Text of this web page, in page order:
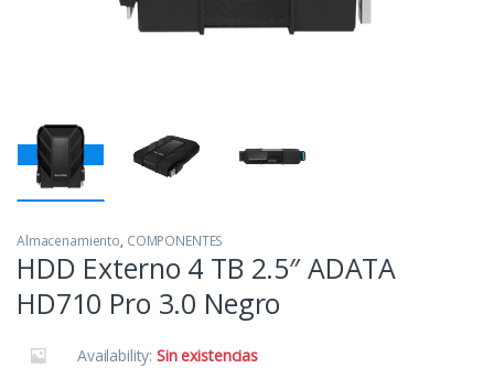
Almacenamiento, COMPONENTES
HDD Externo 4 TB 2.5″ ADATA
HD710 Pro 3.0 Negro
Availability:Sin existencias